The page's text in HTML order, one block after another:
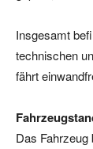
Insgesamt
technischen
fährt
Das